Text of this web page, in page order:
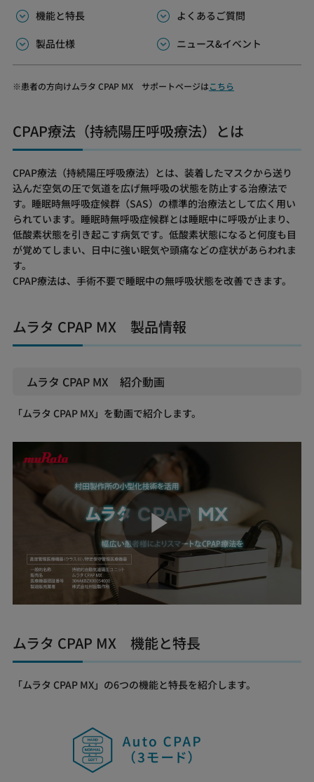
機能と特長
よくあるご質問
製品仕様
ニュース&イベント
患者の方向けムラタ CPAP MX サポートページはこちら
CPAP療法（持続陽圧呼吸療法）とは
CPAP療法（持続陽圧呼吸療法）とは、装着したマスクから送り
込んだ空気の圧で気道を広げ無呼吸の状態を防止する治療法で
す。睡眠時無呼吸症候群（SAS）の標準的治療法として広く用い
られています。睡眠時無呼吸症候群とは睡眠中に呼吸が止まり、
低酸素状態を引き起こす病気です。低酸素状態になると何度も目
が覚めてしまい、日中に強い眠気や頭痛などの症状があらわれま
す。
CPAP療法は、手術不要で睡眠中の無呼吸状態を改善できます。
ムラタ CPAP MX 製品情報
ムラタ CPAP MX 紹介動画
「ムラタ CPAP MX」を動画で紹介します。
Play
Video
ムラタ CPAP MX 機能と特長
「ムラタ CPAP MX」の6つの機能と特長を紹介します。